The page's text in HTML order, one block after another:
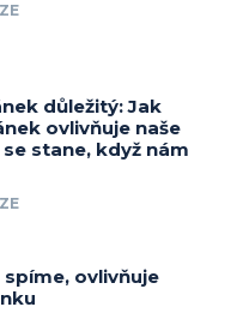
důležitý: Jak
ovlivňuje naše
stane, když nám
spíme, ovlivňuje